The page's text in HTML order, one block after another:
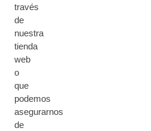
través
de
nuestra
tienda
web
o
que
podemos
asegurarnos
de